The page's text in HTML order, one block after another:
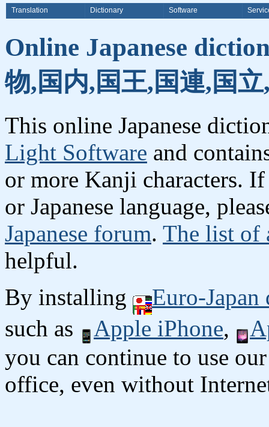
Translation Dictionary Software
Online Japanese
物,国内,国王,国連,国
This online Japanese
Light Software and
or more Kanji characters.
or Japanese language,
Japanese forum. The list of
helpful.
By installing
Euro-
such as
Apple iPhone,
you can continue to use
office, even without